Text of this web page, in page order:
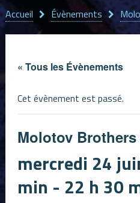
Accueil Évènements
« Tous les Évènements
Cet évènement est passé.
Molotov
mercredi 24
min - 22 h 30